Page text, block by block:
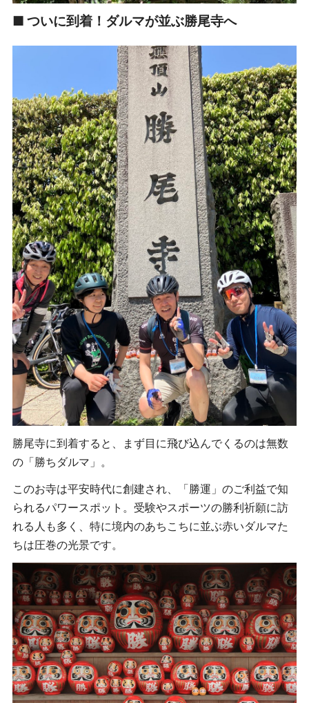
■ ついに到着！ダルマが並ぶ勝尾寺へ
勝尾寺に到着すると、まず目に飛び込んでくるのは無数
の「勝ちダルマ」。
このお寺は平安時代に創建され、「勝運」のご利益で知
られるパワースポット。受験やスポーツの勝利祈願に訪
れる人も多く、特に境内のあちこちに並ぶ赤いダルマた
ちは圧巻の光景です。